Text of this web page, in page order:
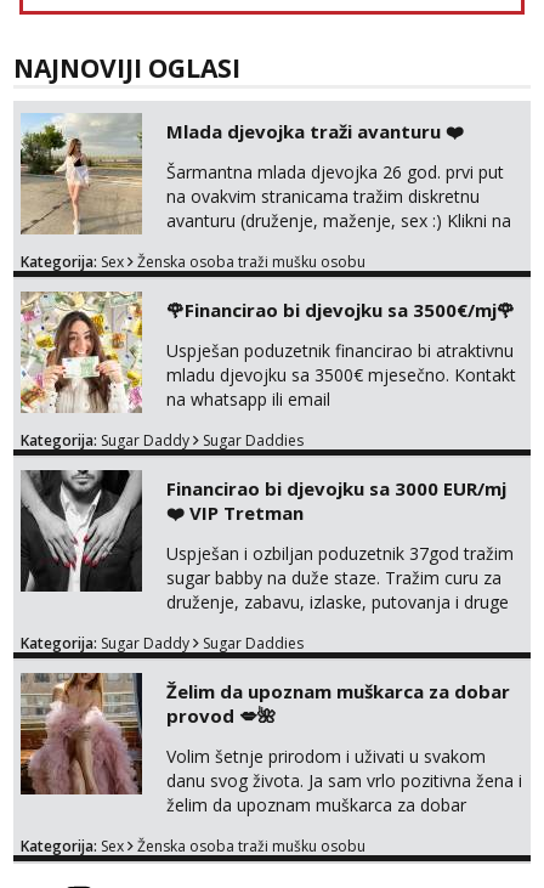
NAJNOVIJI OGLASI
Mlada djevojka traži avanturu ❤️
Šarmantna mlada djevojka 26 god. prvi put
na ovakvim stranicama tražim diskretnu
avanturu (druženje, maženje, sex :) Klikni na
Kategorija: Sex Ženska osoba traži mušku osobu
🌹Financirao bi djevojku sa 3500€/mj🌹
Uspješan poduzetnik financirao bi atraktivnu
mladu djevojku sa 3500€ mjesečno. Kontakt
na whatsapp ili email
Kategorija: Sugar Daddy Sugar Daddies
Financirao bi djevojku sa 3000 EUR/mj
❤️ VIP Tretman
Uspješan i ozbiljan poduzetnik 37god tražim
sugar babby na duže staze. Tražim curu za
druženje, zabavu, izlaske, putovanja i druge
otvorena, komunikativna, zgodna i atraktivna
markodalic37@gmail.com
Kategorija: Sugar Daddy Sugar Daddies
Želim da upoznam muškarca za dobar
provod 💋🌺
Volim šetnje prirodom i uživati u svakom
danu svog života. Ja sam vrlo pozitivna žena i
želim da upoznam muškarca za dobar
na link ispod i nadji me tamo, cekam te!
Kategorija: Sex Ženska osoba traži mušku osobu